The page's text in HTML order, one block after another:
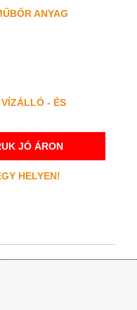
ANYAG
- ÉS
JÓ ÁRON
HELYEN!